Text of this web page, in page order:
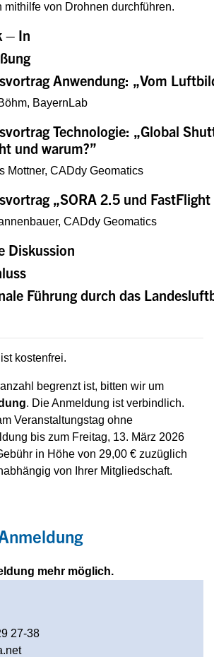
27-38
mithilfe von Drohnen durchführen.
– In
Anwendung: „Vom
BayernLab
Technologie: „Global
und warum?”
Mottner, CADdy Geomatics
„SORA 2.5 und
CADdy Geomatics
Diskussion
Führung durch das
kostenfrei.
begrenzt ist, bitten wir um
. Die Anmeldung ist verbindlich.
Veranstaltungstag ohne
bis zum Freitag, 13. März 2026
in Höhe von 29,00 € zuzüglich
von Ihrer Mitgliedschaft.
mehr möglich.